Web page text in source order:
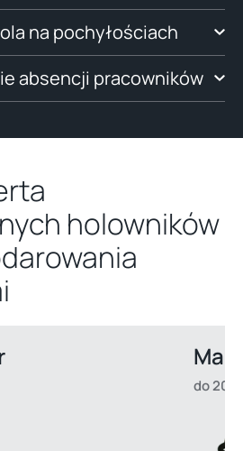
na pochyłościach
absencji pracowników
holowników
do